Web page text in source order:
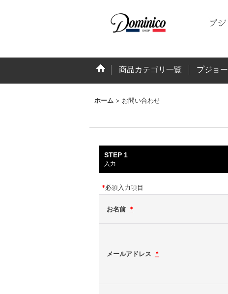
商品カテゴリ一覧 プジョー
ホーム > お問い合わせ
STEP 1
入力
*必須入力項目
お名前 *
メールアドレス *